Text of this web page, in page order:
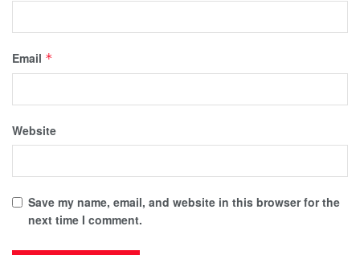
Email *
Website
Save my name, email, and website in this browser for the
next time I comment.